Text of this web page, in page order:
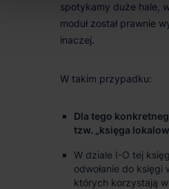
Dla tego
tzw. „księga
W dziale I-O tej
odwołanie do
których korzystają